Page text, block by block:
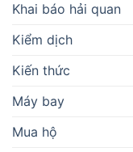
Khai báo hải quan
Kiểm dịch
Kiến thức
Máy bay
Mua hộ